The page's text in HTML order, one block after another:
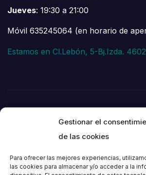
Gestionar el
de las cookies
Para ofrecer las mejores experiencias,
las cookies para almacenar y/o acceder a la
Jueves: 19:30 a 21:00
Móvil 635245064 (en horario de
Estamos en Cl.Lebón, 5-Bj.Izda.